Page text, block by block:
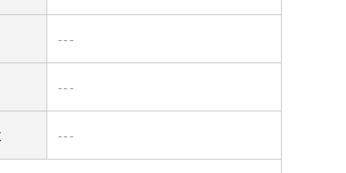
---
---
---